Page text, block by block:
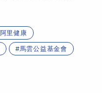
阿里健康
馬雲公益基金會